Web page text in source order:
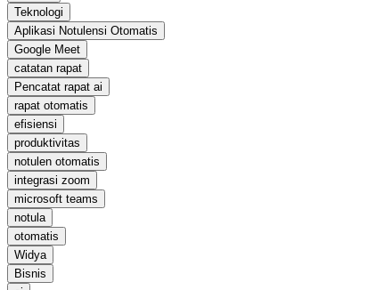
Teknologi
Aplikasi Notulensi Otomatis
Google Meet
catatan rapat
Pencatat rapat ai
rapat otomatis
efisiensi
produktivitas
notulen otomatis
integrasi zoom
microsoft teams
notula
otomatis
Widya
Bisnis